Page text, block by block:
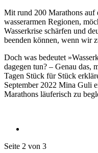
Mit rund 200 Marathons auf
wasserarmen Regionen,
Wasserkrise schärfen und
beenden können, wenn wir
Doch was bedeutet
dagegen tun? – Genau das,
Tagen Stück für Stück
September 2022 Mina Guli
Marathons läuferisch zu
Seite 2 von 3